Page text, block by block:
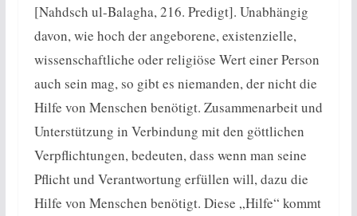
[Nahdsch ul-Balagha, 216. Predigt]. Unabhängig
davon, wie hoch der angeborene, existenzielle,
wissenschaftliche oder religiöse Wert einer Person
auch sein mag, so gibt es niemanden, der nicht die
Hilfe von Menschen benötigt. Zusammenarbeit und
Unterstützung in Verbindung mit den göttlichen
Verpflichtungen, bedeuten, dass wenn man seine
Pflicht und Verantwortung erfüllen will, dazu die
Hilfe von Menschen benötigt. Diese „Hilfe“ kommt